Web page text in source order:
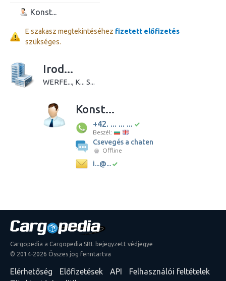
Konst...
E szakasz megtekintéséhez fizetett előfizetés
szükséges.
Irod...
WERFE..., K... S...
Konst...
+42. ... ... ...
Beszél:
Csevegés a chaten
Offline
i...@...
Cargopedia a Cargopedia SRL bejegyzett védjegye
© 2014-2026 Összes jog fenntartva
Elérhetőség Előfizetések API
Felhasználói feltételek